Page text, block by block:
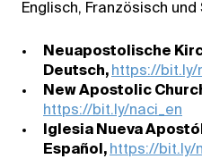
Englisch, Französisch und
Neuapostolische
Deutsch, https://bit.ly/
New Apostolic
https://bit.ly/naci_en
Iglesia Nueva
Español, https://bit.ly/